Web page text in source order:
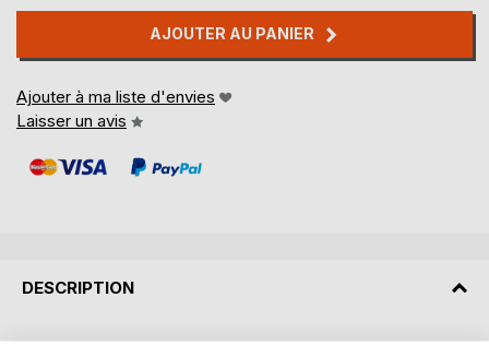
AJOUTER AU PANIER
Ajouter à ma liste d'envies
Laisser un avis
DESCRIPTION